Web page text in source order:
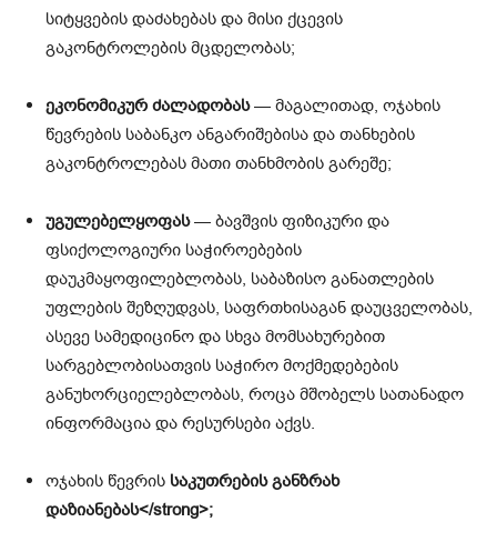
სიტყვების დაძახებას და მისი ქცევის
გაკონტროლების მცდელობას;
ეკონომიკურ ძალადობას— მაგალითად, ოჯახის
წევრების საბანკო ანგარიშებისა და თანხების
გაკონტროლებას მათი თანხმობის გარეშე;
უგულებელყოფას— ბავშვის ფიზიკური და
ფსიქოლოგიური საჭიროებების
დაუკმაყოფილებლობას, საბაზისო განათლების
უფლების შეზღუდვას, საფრთხისაგან დაუცველობას,
ასევე სამედიცინო და სხვა მომსახურებით
სარგებლობისათვის საჭირო მოქმედებების
განუხორციელებლობას, როცა მშობელს სათანადო
ინფორმაცია და რესურსები აქვს.
ოჯახის წევრის საკუთრების განზრახ
დაზიანებას</strong>;